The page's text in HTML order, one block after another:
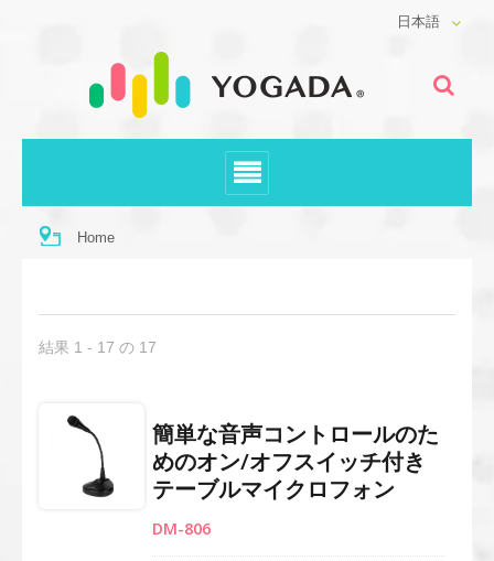
日本語
Home
結果 1 - 17 の 17
簡単な音声コントロールのた
めのオン/オフスイッチ付き
テーブルマイクロフォン
DM-806